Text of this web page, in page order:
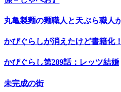
丸亀製麺の麺職人と天ぷら職人
かぴぐらしが消えたけど書籍化
かぴぐらし第289話：レッツ結婚
未完成の街